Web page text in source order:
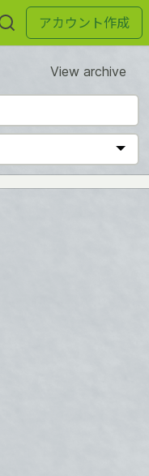
アカウント作成
View archive